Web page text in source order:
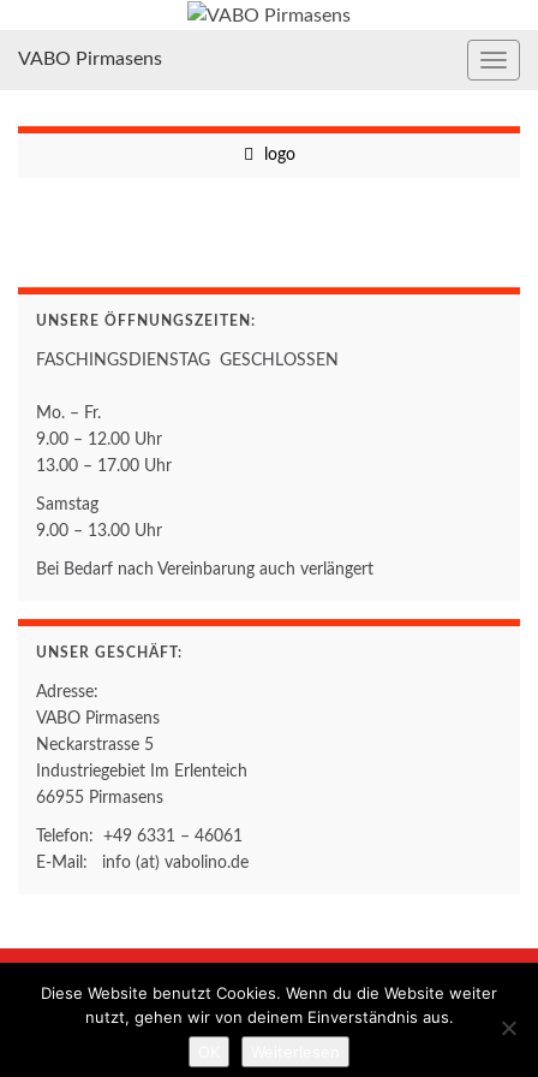
VABO Pirmasens
logo
UNSERE ÖFFNUNGSZEITEN:
FASCHINGSDIENSTAG GESCHLOSSEN
Mo. – Fr.
9.00 – 12.00 Uhr
13.00 – 17.00 Uhr
Samstag
9.00 – 13.00 Uhr
Bei Bedarf nach Vereinbarung auch verlängert
UNSER GESCHÄFT:
Adresse:
VABO Pirmasens
Neckarstrasse 5
Industriegebiet Im Erlenteich
66955 Pirmasens
Telefon: +49 6331 – 46061
E-Mail: info (at) vabolino.de
Home Kontakt Impressum Datenschutzerklärung
Graphene Themes
Diese Website benutzt Cookies. Wenn du die Website weiter
nutzt, gehen wir von deinem Einverständnis aus.